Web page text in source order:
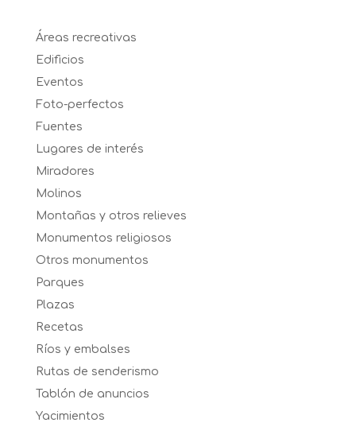
Áreas recreativas
Edificios
Eventos
Foto-perfectos
Fuentes
Lugares de interés
Miradores
Molinos
Montañas y otros relieves
Monumentos religiosos
Otros monumentos
Parques
Plazas
Recetas
Ríos y embalses
Rutas de senderismo
Tablón de anuncios
Yacimientos